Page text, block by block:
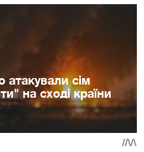
атакували сім
на сході країни